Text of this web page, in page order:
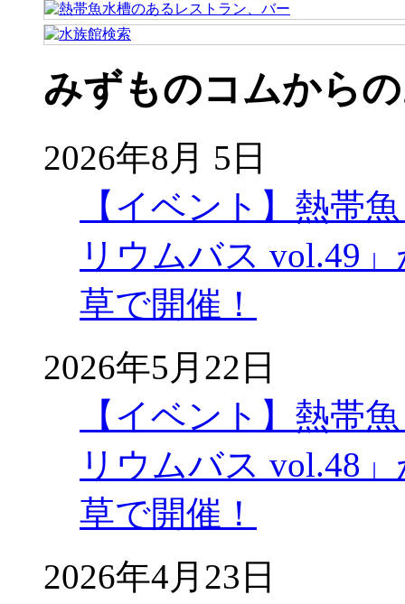
みずものコムから
2026年8月 5日
【イベント】熱帯
リウムバス vol.49
草で開催！
2026年5月22日
【イベント】熱帯
リウムバス vol.48
草で開催！
2026年4月23日